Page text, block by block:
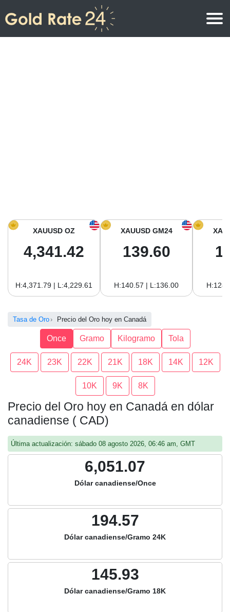
Precio del Oro hoy en América del sur
XAUUSD OZ
4,341.42
H:4,371.79 | L:4,229.61
XAUUSD GM24
139.60
H:140.57 | L:136.00
Tasa de Oro Precio del Oro hoy en Canadá
Once Gramo Kilogramo Tola
24K 23K 22K 21K 18K 14K 12K
10K 9K 8K
Precio del Oro hoy en Canadá en dólar
canadiense ( CAD)
Última actualización: sábado 08 agosto 2026, 06:46 am, GMT
6,051.07
Dólar canadiense/Once
194.57
Dólar canadiense/Gramo 24K
145.93
Dólar canadiense/Gramo 18K